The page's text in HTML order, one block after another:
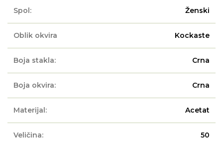
Spol: Ženski
Oblik okvira Kockaste
Boja stakla: Crna
Boja okvira: Crna
Materijal: Acetat
Veličina: 50